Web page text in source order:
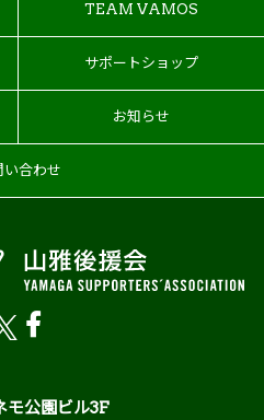
TEAM VAMOS
サポートショップ
お知らせ
い合わせ
モ公園ビル3F